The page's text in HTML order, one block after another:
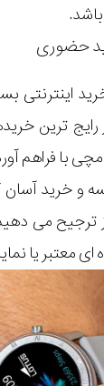
حضوری
اینترنتی
رایج ترین
با فراهم
و خرید آسان
ترجیح می
معتبر یا